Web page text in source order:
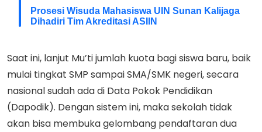
Prosesi Wisuda Mahasiswa UIN Sunan Kalijaga
Dihadiri Tim Akreditasi ASIIN
Saat ini, lanjut Mu’ti jumlah kuota bagi siswa baru, baik
mulai tingkat SMP sampai SMA/SMK negeri, secara
nasional sudah ada di Data Pokok Pendidikan
(Dapodik). Dengan sistem ini, maka sekolah tidak
akan bisa membuka gelombang pendaftaran dua